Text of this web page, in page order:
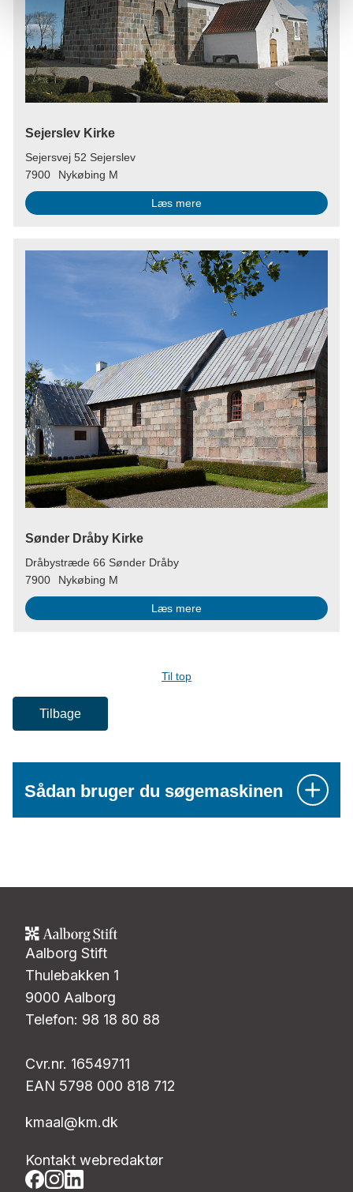
Sejerslev Kirke
Sejersvej 52 Sejerslev
7900
Nykøbing M
Læs mere
Sønder Dråby Kirke
Dråbystræde 66 Sønder Dråby
7900
Nykøbing M
Læs mere
Til top
Tilbage
Sådan bruger du søgemaskinen
Aalborg Stift
Thulebakken 1
9000 Aalborg
Telefon: 98 18 80 88
Cvr.nr. 16549711
EAN 5798 000 818 712
kmaal@km.dk
Kontakt webredaktør